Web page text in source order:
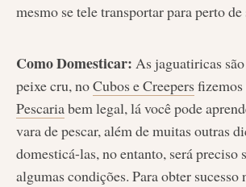
mesmo se tele transportar para perto de
Como Domesticar: As jaguatiricas
peixe cru, noCubos e Creepers fizemos
Pescariabem legal, lá você pode
vara de pescar, além de muitas outras
domesticá-las, no entanto, será preciso
algumas condições. Para obter sucesso